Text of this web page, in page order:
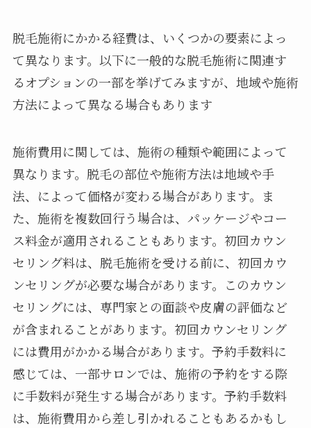
脱毛施術にかかる経費は、いくつかの要素によっ
て異なります。以下に一般的な脱毛施術に関連す
るオプションの一部を挙げてみますが、地域や施術
方法によって異なる場合もあります
施術費用に関しては、施術の種類や範囲によって
異なります。脱毛の部位や施術方法は地域や手
法、によって価格が変わる場合があります。ま
た、施術を複数回行う場合は、パッケージやコー
ス料金が適用されることもあります。初回カウン
セリング料は、脱毛施術を受ける前に、初回カウ
ンセリングが必要な場合があります。このカウン
セリングには、専門家との面談や皮膚の評価など
が含まれることがあります。初回カウンセリング
には費用がかかる場合があります。予約手数料に
感じては、一部サロンでは、施術の予約をする際
に手数料が発生する場合があります。予約手数料
は、施術費用から差し引かれることもあるかもし